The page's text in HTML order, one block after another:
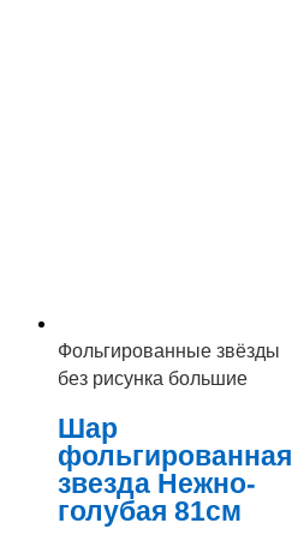
Фольгированные звёзды
без рисунка большие
Шар
фольгированная
звезда Нежно-
голубая 81см